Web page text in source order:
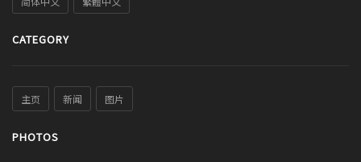
CATEGORY
主页 新闻 图片
PHOTOS